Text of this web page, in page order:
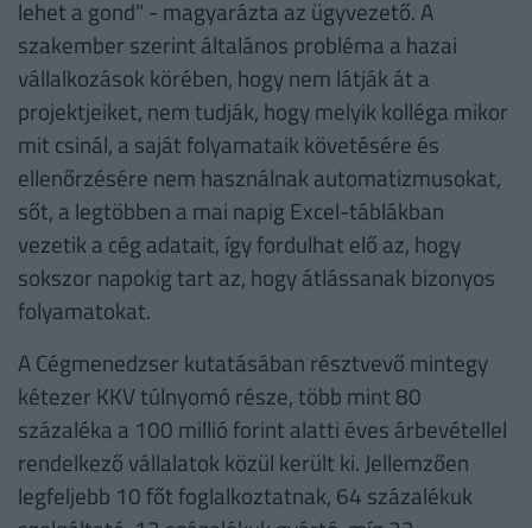
lehet a gond" - magyarázta az ügyvezető. A
szakember szerint általános probléma a hazai
vállalkozások körében, hogy nem látják át a
projektjeiket, nem tudják, hogy melyik kolléga mikor
mit csinál, a saját folyamataik követésére és
ellenőrzésére nem használnak automatizmusokat,
sőt, a legtöbben a mai napig Excel-táblákban
vezetik a cég adatait, így fordulhat elő az, hogy
sokszor napokig tart az, hogy átlássanak bizonyos
folyamatokat.
A Cégmenedzser kutatásában résztvevő mintegy
kétezer KKV túlnyomó része, több mint 80
százaléka a 100 millió forint alatti éves árbevétellel
rendelkező vállalatok közül került ki. Jellemzően
legfeljebb 10 főt foglalkoztatnak, 64 százalékuk